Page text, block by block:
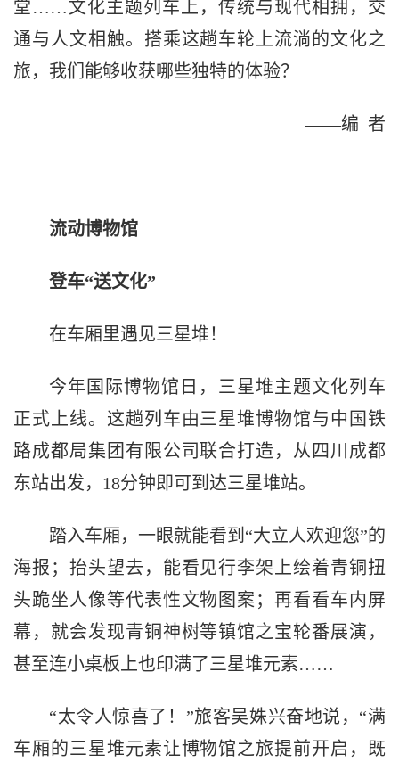
堂……文化主题列车上，传统与现代相拥，交
通与人文相触。搭乘这趟车轮上流淌的文化之
旅，我们能够收获哪些独特的体验？
——编 者
流动博物馆
登车“送文化”
在车厢里遇见三星堆！
今年国际博物馆日，三星堆主题文化列车
正式上线。这趟列车由三星堆博物馆与中国铁
路成都局集团有限公司联合打造，从四川成都
东站出发，18分钟即可到达三星堆站。
踏入车厢，一眼就能看到“大立人欢迎您”的
海报；抬头望去，能看见行李架上绘着青铜扭
头跪坐人像等代表性文物图案；再看看车内屏
幕，就会发现青铜神树等镇馆之宝轮番展演，
甚至连小桌板上也印满了三星堆元素……
“太令人惊喜了！”旅客吴姝兴奋地说，“满
车厢的三星堆元素让博物馆之旅提前开启，既